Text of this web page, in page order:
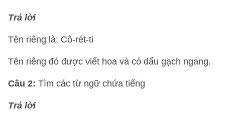
Trả lời
Tên riêng là: Cô-rét-ti
Tên riêng đó được viết hoa và có dấu gạch ngang.
Câu 2: Tìm các từ ngữ chứa tiếng
Trả lời